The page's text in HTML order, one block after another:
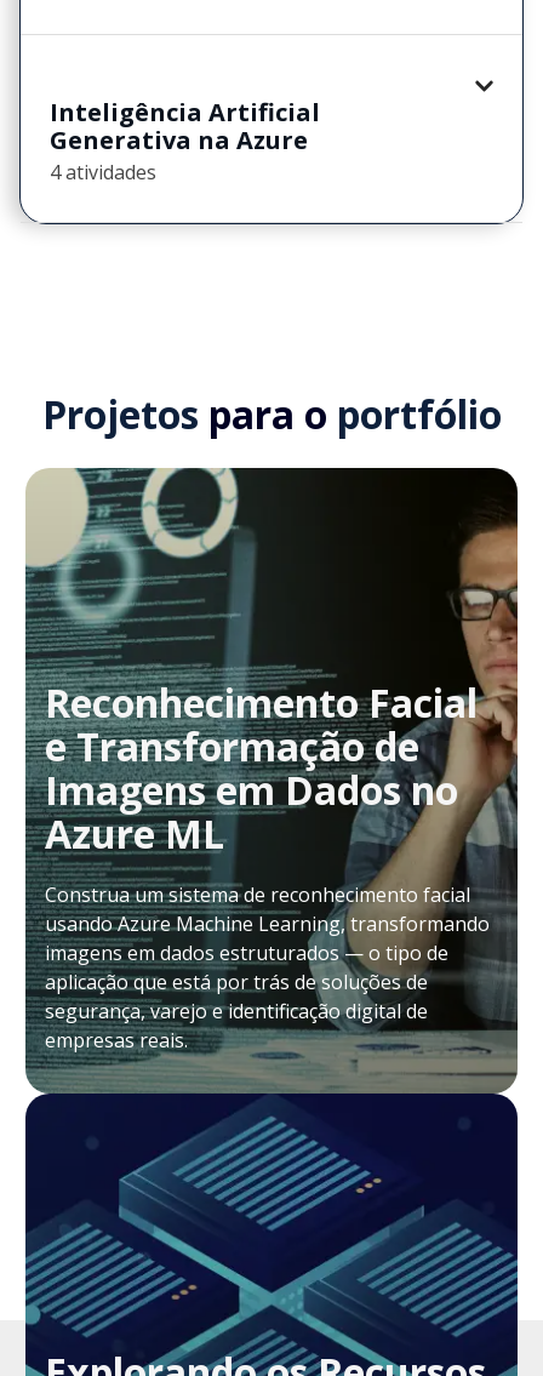
Inteligência Artificial
Generativa na Azure
4 atividades
Projetos para o portfólio
Reconhecimento Facial
e Transformação de
Imagens em Dados no
Azure ML
Construa um sistema de reconhecimento facial
usando Azure Machine Learning, transformando
imagens em dados estruturados — o tipo de
aplicação que está por trás de soluções de
segurança, varejo e identificação digital de
empresas reais.